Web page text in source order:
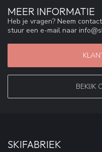
MEER INFORMATIE
Heb je vragen? Neem
stuur een e-mail naar
BEKIJK
SKIFABRIEK